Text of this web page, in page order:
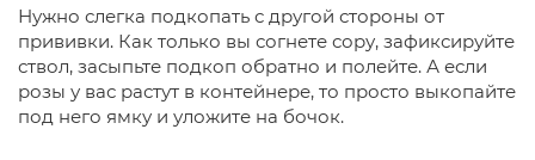
Нужно слегка подкопать с другой стороны от
прививки. Как только вы согнете сору, зафиксируйте
ствол, засыпьте подкоп обратно и полейте. А если
розы у вас растут в контейнере, то просто выкопайте
под него ямку и уложите на бочок.